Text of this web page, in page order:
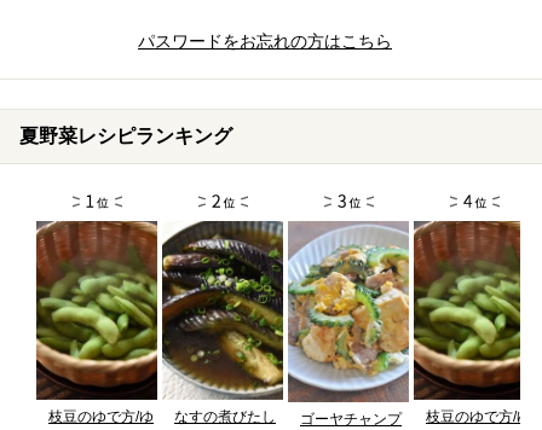
パスワードをお忘れの方はこちら
夏野菜レシピランキング
枝豆のゆで方/ゆ
なすの煮びたし
ゴーヤチャンプ
枝豆のゆで方/ゆ